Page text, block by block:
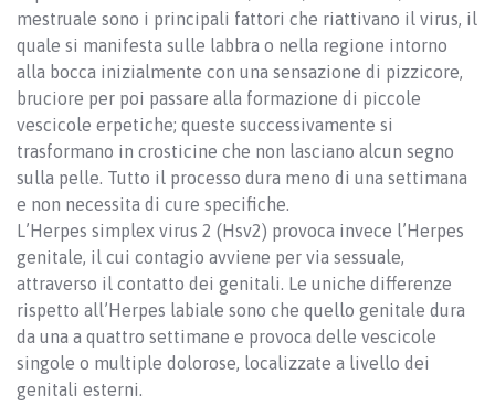
mestruale sono i principali fattori che riattivano il virus, il
quale si manifesta sulle labbra o nella regione intorno
alla bocca inizialmente con una sensazione di pizzicore,
bruciore per poi passare alla formazione di piccole
vescicole erpetiche; queste successivamente si
trasformano in crosticine che non lasciano alcun segno
sulla pelle. Tutto il processo dura meno di una settimana
e non necessita di cure specifiche.
L’Herpes simplex virus 2 (Hsv2) provoca invece l’Herpes
genitale, il cui contagio avviene per via sessuale,
attraverso il contatto dei genitali. Le uniche differenze
rispetto all’Herpes labiale sono che quello genitale dura
da una a quattro settimane e provoca delle vescicole
singole o multiple dolorose, localizzate a livello dei
genitali esterni.